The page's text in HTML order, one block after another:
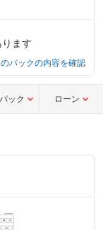
ます
パックの内容を確認
ック ローン